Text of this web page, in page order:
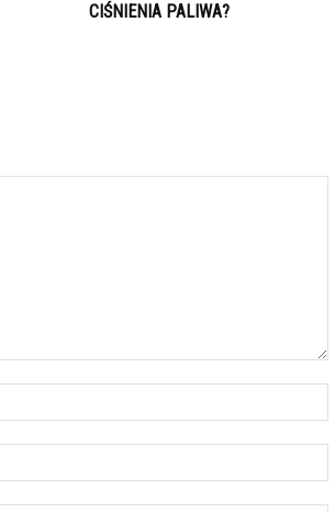
CIŚNIENIA PALIWA?